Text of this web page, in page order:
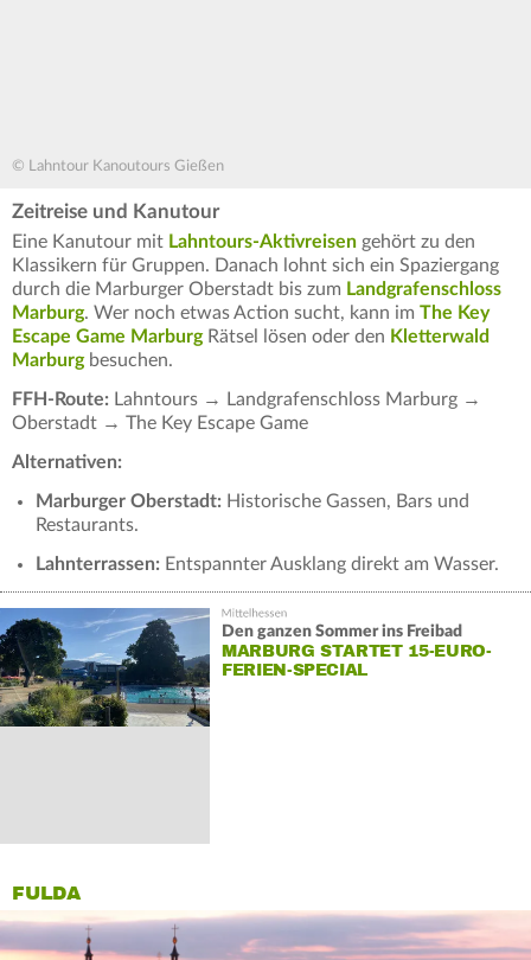
© Lahntour Kanoutours Gießen
Zeitreise und Kanutour
Eine Kanutour mit Lahntours-Aktivreisen gehört zu den
Klassikern für Gruppen. Danach lohnt sich ein Spaziergang
durch die Marburger Oberstadt bis zum Landgrafenschloss
Marburg. Wer noch etwas Action sucht, kann im The Key
Escape Game MarburgRätsel lösen oder den Kletterwald
Marburgbesuchen.
FFH-Route: Lahntours → Landgrafenschloss Marburg →
Oberstadt → The Key Escape Game
Alternativen:
Marburger Oberstadt: Historische Gassen, Bars und
Restaurants.
Lahnterrassen: Entspannter Ausklang direkt am Wasser.
Den ganzen Sommer ins Freibad
MARBURG STARTET 15-EURO-
FERIEN-SPECIAL
FULDA